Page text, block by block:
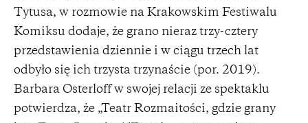
Tytusa, w rozmowie na Krakowskim Festiwalu
Komiksu dodaje, że grano nieraz trzy-cztery
przedstawienia dziennie i w ciągu trzech lat
odbyło się ich trzysta trzynaście (por. 2019).
Barbara Osterloff w swojej relacji ze spektaklu
potwierdza, że „Teatr Rozmaitości, gdzie grany